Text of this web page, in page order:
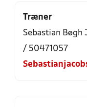
Træner
Sebastian Bøgh
/ 50471057